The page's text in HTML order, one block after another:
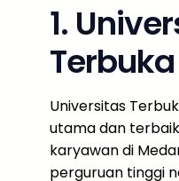
1.
Universitas
utama dan
karyawan di
perguruan tinggi